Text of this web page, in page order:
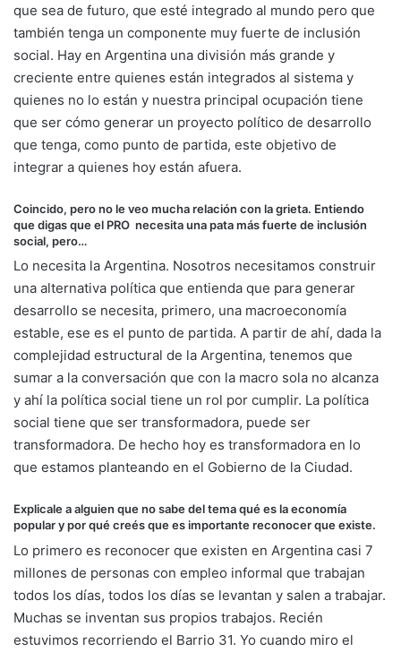
que sea de futuro, que esté integrado al mundo pero que
también tenga un componente muy fuerte de inclusión
social. Hay en Argentina una división más grande y
creciente entre quienes están integrados al sistema y
quienes no lo están y nuestra principal ocupación tiene
que ser cómo generar un proyecto político de desarrollo
que tenga, como punto de partida, este objetivo de
integrar a quienes hoy están afuera.
Coincido, pero no le veo mucha relación con la grieta. Entiendo
que digas que el PRO necesita una pata más fuerte de inclusión
social, pero…
Lo necesita la Argentina. Nosotros necesitamos construir
una alternativa política que entienda que para generar
desarrollo se necesita, primero, una macroeconomía
estable, ese es el punto de partida. A partir de ahí, dada la
complejidad estructural de la Argentina, tenemos que
sumar a la conversación que con la macro sola no alcanza
y ahí la política social tiene un rol por cumplir. La política
social tiene que ser transformadora, puede ser
transformadora. De hecho hoy es transformadora en lo
que estamos planteando en el Gobierno de la Ciudad.
Explicale a alguien que no sabe del tema qué es la economía
popular y por qué creés que es importante reconocer que existe.
Lo primero es reconocer que existen en Argentina casi 7
millones de personas con empleo informal que trabajan
todos los días, todos los días se levantan y salen a trabajar.
Muchas se inventan sus propios trabajos. Recién
estuvimos recorriendo el Barrio 31. Yo cuando miro el